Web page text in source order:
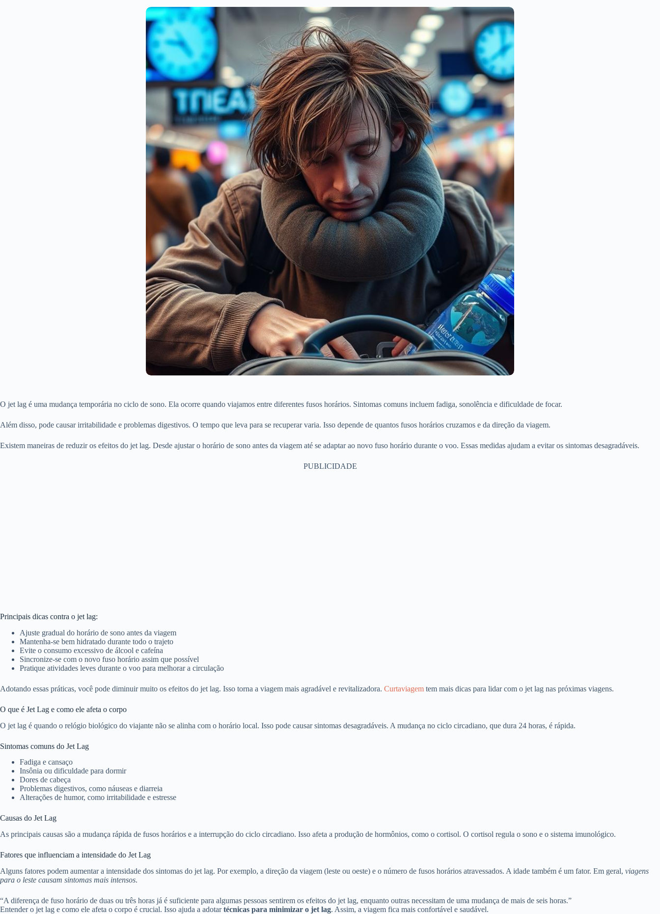
O jet lag é uma mudança temporária no ciclo de sono. Ela ocorre quando viajamos entre diferentes fusos horários. Sintomas comuns incluem fadiga, sonolência e dificuldade de focar.
Além disso, pode causar irritabilidade e problemas digestivos. O tempo que leva para se recuperar varia. Isso depende de quantos fusos horários cruzamos e da direção da viagem.
Existem maneiras de reduzir os efeitos do jet lag. Desde ajustar o horário de sono antes da viagem até se adaptar ao novo fuso horário durante o voo. Essas medidas ajudam a evitar os sintomas desagradáveis.
PUBLICIDADE
Principais dicas contra o jet lag:
Ajuste gradual do horário de sono antes da viagem
Mantenha-se bem hidratado durante todo o trajeto
Evite o consumo excessivo de álcool e cafeína
Sincronize-se com o novo fuso horário assim que possível
Pratique atividades leves durante o voo para melhorar a circulação
Adotando essas práticas, você pode diminuir muito os efeitos do jet lag. Isso torna a viagem mais agradável e revitalizadora. Curtaviagem tem mais dicas para lidar com o jet lag nas próximas viagens.
O que é Jet Lag e como ele afeta o corpo
O jet lag é quando o relógio biológico do viajante não se alinha com o horário local. Isso pode causar sintomas desagradáveis. A mudança no ciclo circadiano, que dura 24 horas, é rápida.
Sintomas comuns do Jet Lag
Fadiga e cansaço
Insônia ou dificuldade para dormir
Dores de cabeça
Problemas digestivos, como náuseas e diarreia
Alterações de humor, como irritabilidade e estresse
Causas do Jet Lag
As principais causas são a mudança rápida de fusos horários e a interrupção do ciclo circadiano. Isso afeta a produção de hormônios, como o cortisol. O cortisol regula o sono e o sistema imunológico.
Fatores que influenciam a intensidade do Jet Lag
Alguns fatores podem aumentar a intensidade dos sintomas do jet lag. Por exemplo, a direção da viagem (leste ou oeste) e o número de fusos horários atravessados. A idade também é um fator. Em geral, viagens
para o leste causam sintomas mais intensos.
“A diferença de fuso horário de duas ou três horas já é suficiente para algumas pessoas sentirem os efeitos do jet lag, enquanto outras necessitam de uma mudança de mais de seis horas.”
Entender o jet lag e como ele afeta o corpo é crucial. Isso ajuda a adotartécnicas para minimizar o jet lag. Assim, a viagem fica mais confortável e saudável.